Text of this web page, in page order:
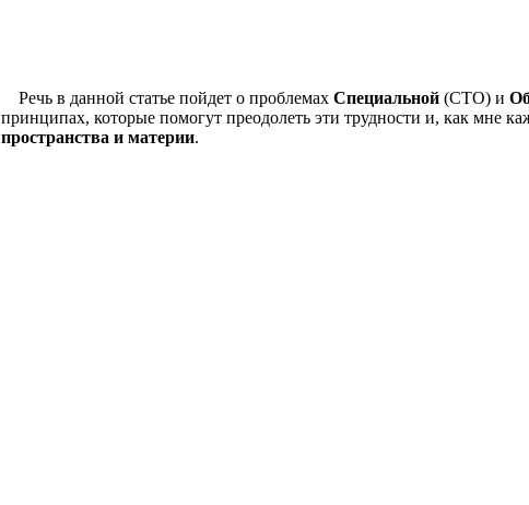
Речь в данной статье пойдет о проблемах Специальной (СТО) и
принципах, которые помогут преодолеть эти трудности и, как мне
пространства и материи.